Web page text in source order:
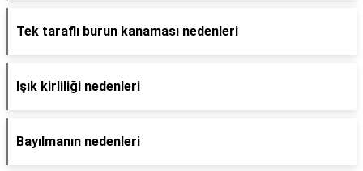
Tek taraflı burun kanaması nedenleri
Işık kirliliği nedenleri
Bayılmanın nedenleri